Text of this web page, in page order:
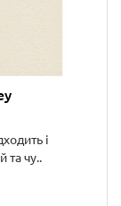
і
та чу..